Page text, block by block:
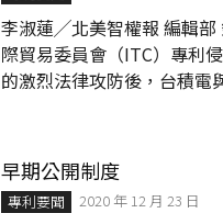
李淑蓮╱北美智權報 編輯部
際貿易委員會（ITC）專利
的激烈法律攻防後，台積
收尾階段，預計於 7 月底
案雖然成功化解了先進製程
早期公開制度
專利要聞 2020 年 12 月 23 日